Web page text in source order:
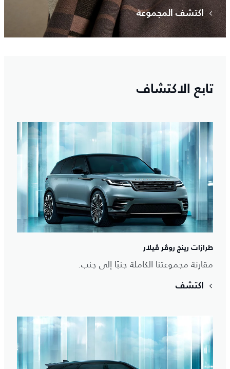
اكتشف المجموعة
تابع الاكتشاف
طرازات رينج روڤر ڤيلار
مقارنة مجموعتنا الكاملة جنبًا إلى جنب.
اكتشف